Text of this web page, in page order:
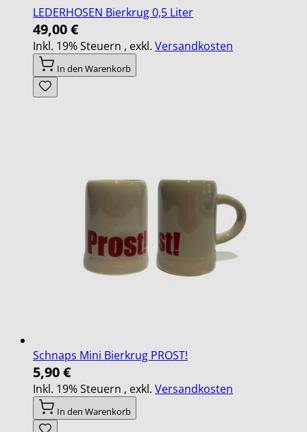
LEDERHOSEN Bierkrug 0,5 Liter
49,00 €
Inkl. 19% Steuern , exkl. Versandkosten
In den Warenkorb
Schnaps Mini Bierkrug PROST!
5,90 €
Inkl. 19% Steuern , exkl. Versandkosten
In den Warenkorb